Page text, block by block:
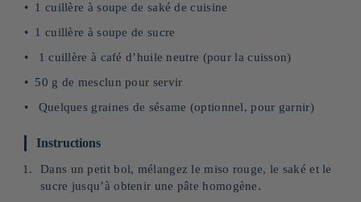
1 cuillère à soupe de saké de cuisine
1 cuillère à soupe de sucre
1 cuillère à café d’huile neutre (pour la cuisson)
50 g de mesclun pour servir
Quelques graines de sésame (optionnel, pour garnir)
Instructions
Dans un petit bol, mélangez le miso rouge, le saké et le
sucre jusqu’à obtenir une pâte homogène.